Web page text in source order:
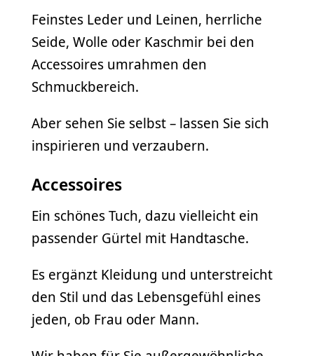
Feinstes Leder und Leinen, herrliche
Seide, Wolle oder Kaschmir bei den
Accessoires umrahmen den
Schmuckbereich.
Aber sehen Sie selbst – lassen Sie sich
inspirieren und verzaubern.
Accessoires
Ein schönes Tuch, dazu vielleicht ein
passender Gürtel mit Handtasche.
Es ergänzt Kleidung und unterstreicht
den Stil und das Lebensgefühl eines
jeden, ob Frau oder Mann.